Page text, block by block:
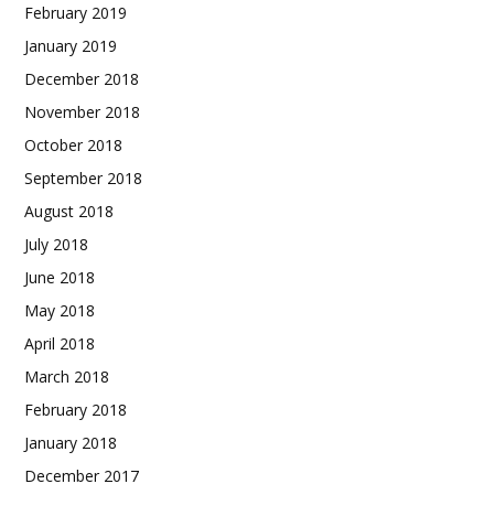
February 2019
January 2019
December 2018
November 2018
October 2018
September 2018
August 2018
July 2018
June 2018
May 2018
April 2018
March 2018
February 2018
January 2018
December 2017